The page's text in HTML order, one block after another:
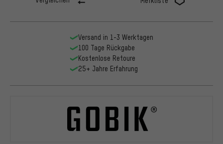
Versand in 1-3 Werktagen
100 Tage Rückgabe
Kostenlose Retoure
25+ Jahre Erfahrung